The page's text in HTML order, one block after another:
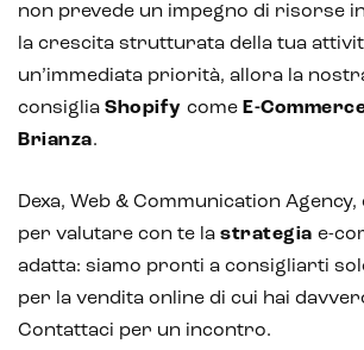
non prevede un impegno di risorse
la crescita strutturata della tua
un’immediata priorità, allora la
consiglia Shopify come E-
Brianza.
Dexa, Web & Communication
per valutare con te la strategia e-
adatta: siamo pronti a consigliarti
per la vendita online di cui hai
Contattaci per un incontro.